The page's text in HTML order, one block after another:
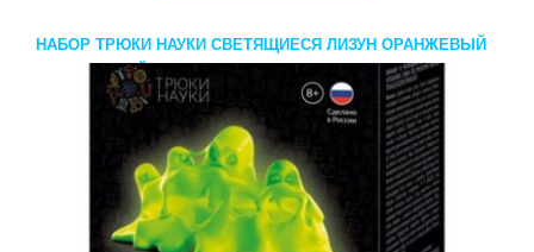
НАБОР ТРЮКИ НАУКИ СВЕТЯЩИЕСЯ ЛИЗУН ОРАНЖЕВЫЙ
ЦИТРУСОВЫЙ